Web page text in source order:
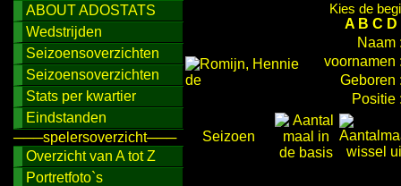
ABOUT ADOSTATS
Wedstrijden
Seizoensoverzichten
Seizoensoverzichten
Stats per kwartier
Eindstanden
───spelersoverzicht───
Overzicht van A tot Z
Portretfoto`s
Kies de
A B C D
Naam
voornamen
Geboren
Positie
Seizoen